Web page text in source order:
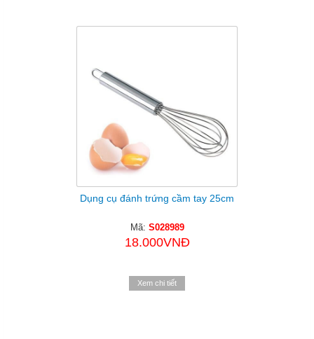
Dụng cụ đánh trứng cầm tay 25cm
Mã: S028989
18.000VNĐ
Xem chi tiết